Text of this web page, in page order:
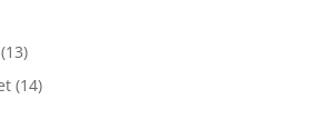
(13)
(14)